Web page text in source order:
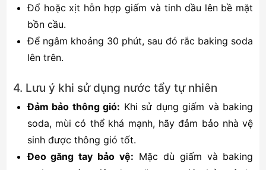
Đổ hoặc xịt hỗn hợp giấm và tinh dầu lên bề mặt
bồn cầu.
Để ngâm khoảng 30 phút, sau đó rắc baking soda
lên trên.
4. Lưu ý khi sử dụng nước tẩy tự nhiên
Đảm bảo thông gió: Khi sử dụng giấm và baking
soda, mùi có thể khá mạnh, hãy đảm bảo nhà vệ
sinh được thông gió tốt.
Đeo găng tay bảo vệ: Mặc dù giấm và baking